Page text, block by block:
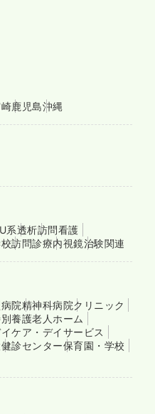
鹿児島沖縄
系透析訪問看護
訪問診療内視鏡治験関連
院精神科病院クリニック
養護老人ホーム
ケア・デイサービス
健診センター保育園・学校